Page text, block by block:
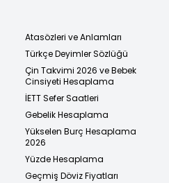
Atasözleri ve Anlamları
Türkçe Deyimler Sözlüğü
Çin Takvimi 2026 ve Bebek
Cinsiyeti Hesaplama
İETT Sefer Saatleri
Gebelik Hesaplama
Yükselen Burç Hesaplama
2026
Yüzde Hesaplama
Geçmiş Döviz Fiyatları